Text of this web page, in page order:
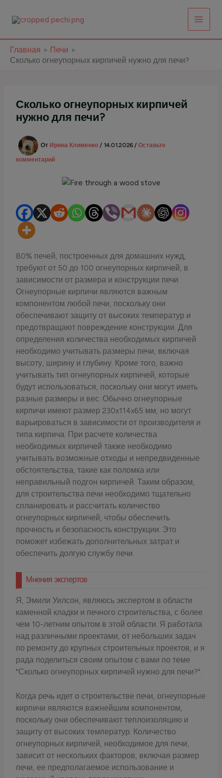
Главная
Печи
Сколько огнеупорных кирпичей нужно для печи?
Сколько огнеупорных кирпичей
нужно для печи?
От Ирина Клименко/ 14.01.2026/Оставьте
комментарий
80% печей, построенных для домашних нужд,
требуют от 50 до 100 огнеупорных кирпичей, в
зависимости от размера и конструкции печи.
Огнеупорные кирпичи являются важным
компонентом любой печи, поскольку они
обеспечивают защиту от высоких температур и
предотвращают повреждение конструкции. Для
определения количества необходимых кирпичей
необходимо учитывать размеры печи, включая
высоту, ширину и глубину. Кроме того, важно
учитывать тип огнеупорных кирпичей, которые
будут использоваться, поскольку они могут иметь
разные размеры и вес. Обычно огнеупорные
кирпичи имеют размер 230x114x65 мм, но могут
варьироваться в зависимости от производителя и
типа кирпича. При расчете количества
необходимых кирпичей также необходимо
учитывать возможные отходы и непредвиденные
обстоятельства, такие как поломка или
неправильный подгон кирпичей. Таким образом,
для строительства печи необходимо тщательно
спланировать и рассчитать количество
огнеупорных кирпичей, чтобы обеспечить
прочность и безопасность конструкции. Это
поможет избежать дополнительных затрат и
обеспечить долгую службу печи.
Мнения экспертов
Я, Эмили Уилсон, являюсь экспертом в области
каменной кладки и печного строительства, с более
чем 10-летним опытом в этой области. Я работала
над различными проектами, от небольших задач
по ремонту до крупных строительных проектов, и я
рада поделиться своим опытом с вами по теме
"Сколько огнеупорных кирпичей нужно для печи?".
Когда речь идет о строительстве печи, огнеупорные
кирпичи являются важнейшим компонентом,
поскольку они обеспечивают теплоизоляцию и
защиту от высоких температур. Количество
огнеупорных кирпичей, необходимое для печи,
зависит от нескольких факторов, включая размер
печи, ее предполагаемое использование и